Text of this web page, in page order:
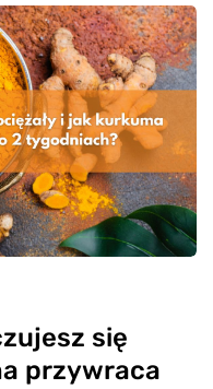
się
przywraca